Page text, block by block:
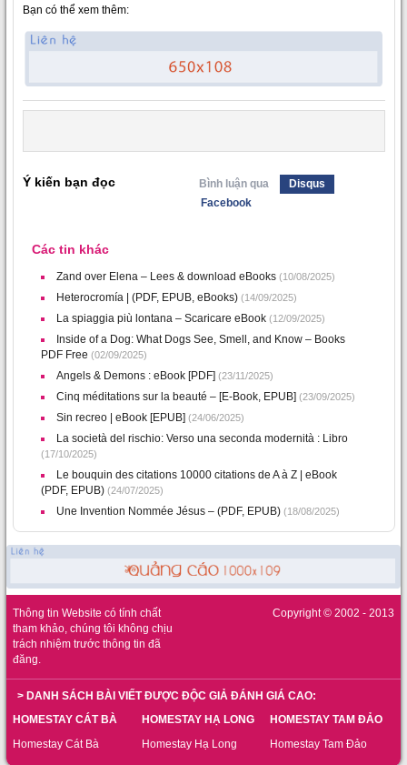
Bạn có thể xem thêm:
Ý kiến bạn đọc Bình luận qua
Disqus
Facebook
Các tin khác
Zand over Elena – Lees & download eBooks (10/08/2025)
Heterocromía | (PDF, EPUB, eBooks) (14/09/2025)
La spiaggia più lontana – Scaricare eBook (12/09/2025)
Inside of a Dog: What Dogs See, Smell, and Know – Books
PDF Free (02/09/2025)
Angels & Demons : eBook [PDF] (23/11/2025)
Cinq méditations sur la beauté – [E-Book, EPUB] (23/09/2025)
Sin recreo | eBook [EPUB] (24/06/2025)
La società del rischio: Verso una seconda modernità : Libro
(17/10/2025)
Le bouquin des citations 10000 citations de A à Z | eBook
(PDF, EPUB) (24/07/2025)
Une Invention Nommée Jésus – (PDF, EPUB) (18/08/2025)
Thông tin Website có tính chất
tham khảo, chúng tôi không chịu
trách nhiệm trước thông tin đã
đăng.
Copyright © 2002 - 2013
> DANH SÁCH BÀI VIẾT ĐƯỢC ĐỘC GIẢ ĐÁNH GIÁ CAO:
HOMESTAY CÁT BÀ
Homestay Cát Bà
HOMESTAY HẠ LONG
Homestay Hạ Long
HOMESTAY TAM ĐẢO
Homestay Tam Đảo